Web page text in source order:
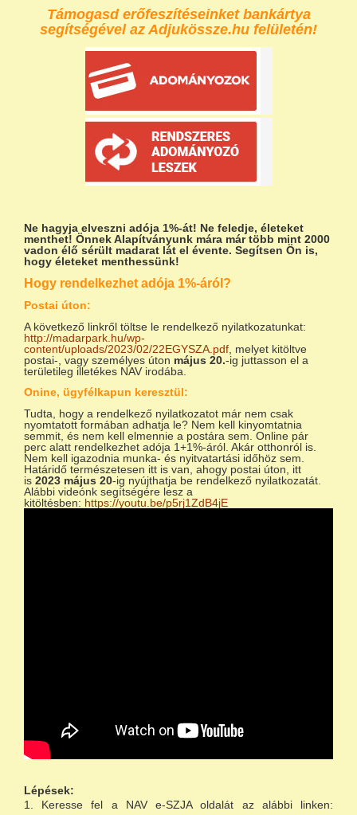
Támogasd erőfeszítéseinket bankártya
segítségével az Adjukössze.hu felületén!
Ne hagyja elveszni adója 1%-át! Ne feledje, életeket
menthet! Önnek Alapítványunk mára már több mint 2000
vadon élő sérült madarat lát el évente. Segítsen Ön is,
hogy életeket menthessünk!
Hogy rendelkezhet adója 1%-áról?
Postai úton:
A következő linkről töltse le rendelkező nyilatkozatunkat:
http://madarpark.hu/wp-
content/uploads/2023/02/22EGYSZA.pdf, melyet kitöltve
postai-, vagy személyes úton május 20.-ig juttasson el a
területileg illetékes NAV irodába.
Onine, ügyfélkapun keresztül:
Tudta, hogy a rendelkező nyilatkozatot már nem csak
nyomtatott formában adhatja le? Nem kell kinyomtatnia
semmit, és nem kell elmennie a postára sem. Online pár
perc alatt rendelkezhet adója 1+1%-áról. Akár otthonról is.
Nem kell igazodnia munka- és nyitvatartási időhöz sem.
Határidő természetesen itt is van, ahogy postai úton, itt
is 2023 május 20-ig nyújthatja be rendelkező nyilatkozatát.
Alábbi videónk segítségére lesz a
kitöltésben: https://youtu.be/p5rj1ZdB4jE
Lépések:
Keresse fel a NAV e-SZJA oldalát az alábbi linken: